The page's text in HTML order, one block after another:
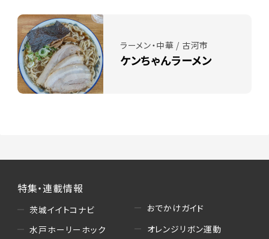
ラーメン・中華 / 古河市
ケンちゃんラーメン
特集・連載情報
茨城イイトコナビ
水戸ホーリーホック
おでかけガイド
オレンジリボン運動